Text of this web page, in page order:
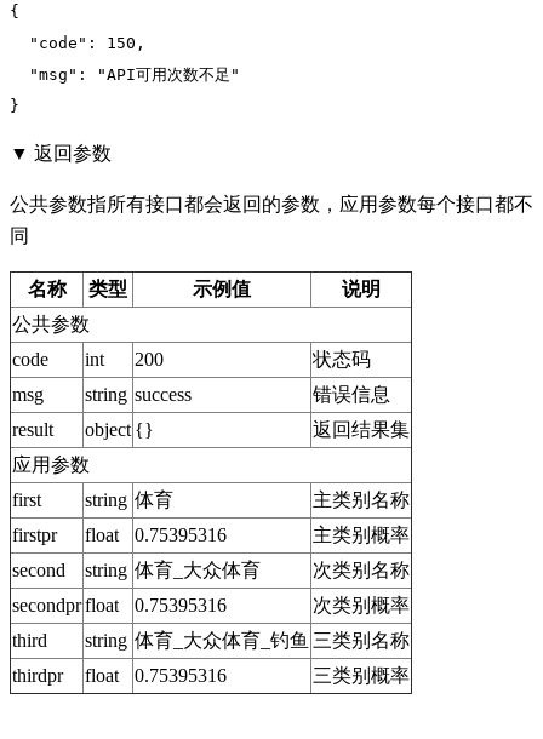
{
"code":
150 ,
"msg":
"API可用次数不足"
}
▼ 返回参数
公共参数指所有接口都会返回的参数，应用参数每个接口都不
同
名称 类型 示例值
说明
公共参数
code
int 200
状态码
msg
string success
错误信息
result
object {}
返回结果集
应用参数
first
string 体育
主类别名称
firstpr
float 0.75395316
主类别概率
second
string 体育_大众体育
次类别名称
secondprfloat 0.75395316
次类别概率
third
string 体育_大众体育_钓鱼 三类别名称
thirdpr
float 0.75395316 三类别概率